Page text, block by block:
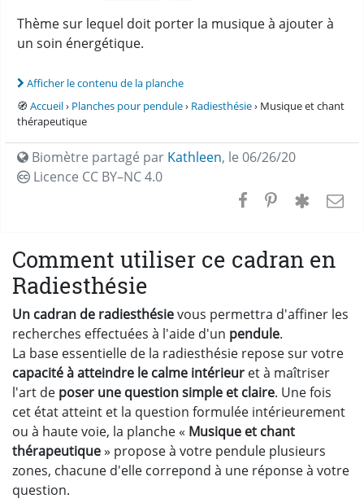
Thème sur lequel doit porter la musique à ajouter à
un soin énergétique.
Afficher le contenu de la planche
🧭 Accueil› Planches pour pendule› Radiesthésie› Musique et chant
thérapeutique
Biomètre partagé par Kathleen, le 06/26/20
Licence CC BY–NC 4.0
Comment utiliser ce cadran en
Radiesthésie
Un cadran de radiesthésievous permettra d'affiner les
recherches effectuées à l'aide d'un pendule.
La base essentielle de la radiesthésie repose sur votre
capacité à atteindre le calme intérieur et à maîtriser
l'art de poser une question simple et claire. Une fois
cet état atteint et la question formulée intérieurement
ou à haute voie, la planche « Musique et chant
thérapeutique» propose à votre pendule plusieurs
zones, chacune d'elle correpond à une réponse à votre
question.